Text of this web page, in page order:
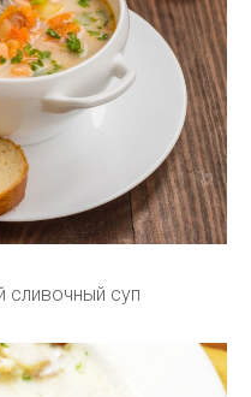
сливочный суп